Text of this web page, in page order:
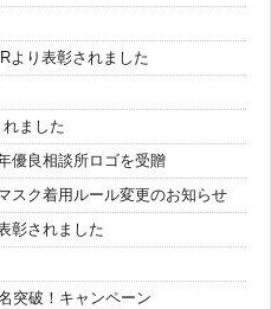
より表彰されました
ました
優良相談所ロゴを受贈
スク着用ルール変更のお知らせ
彰されました
突破！キャンペーン